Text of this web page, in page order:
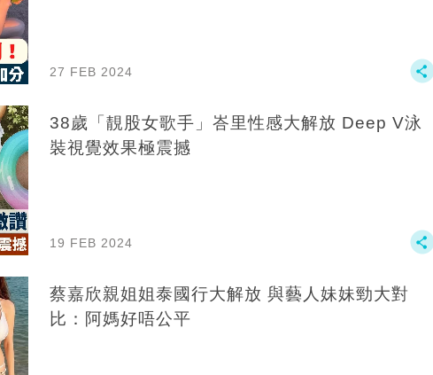
27 FEB 2024
38歲「靚股女歌手」峇里性感大解放 Deep V泳
裝視覺效果極震撼
19 FEB 2024
蔡嘉欣親姐姐泰國行大解放 與藝人妹妹勁大對
比：阿媽好唔公平